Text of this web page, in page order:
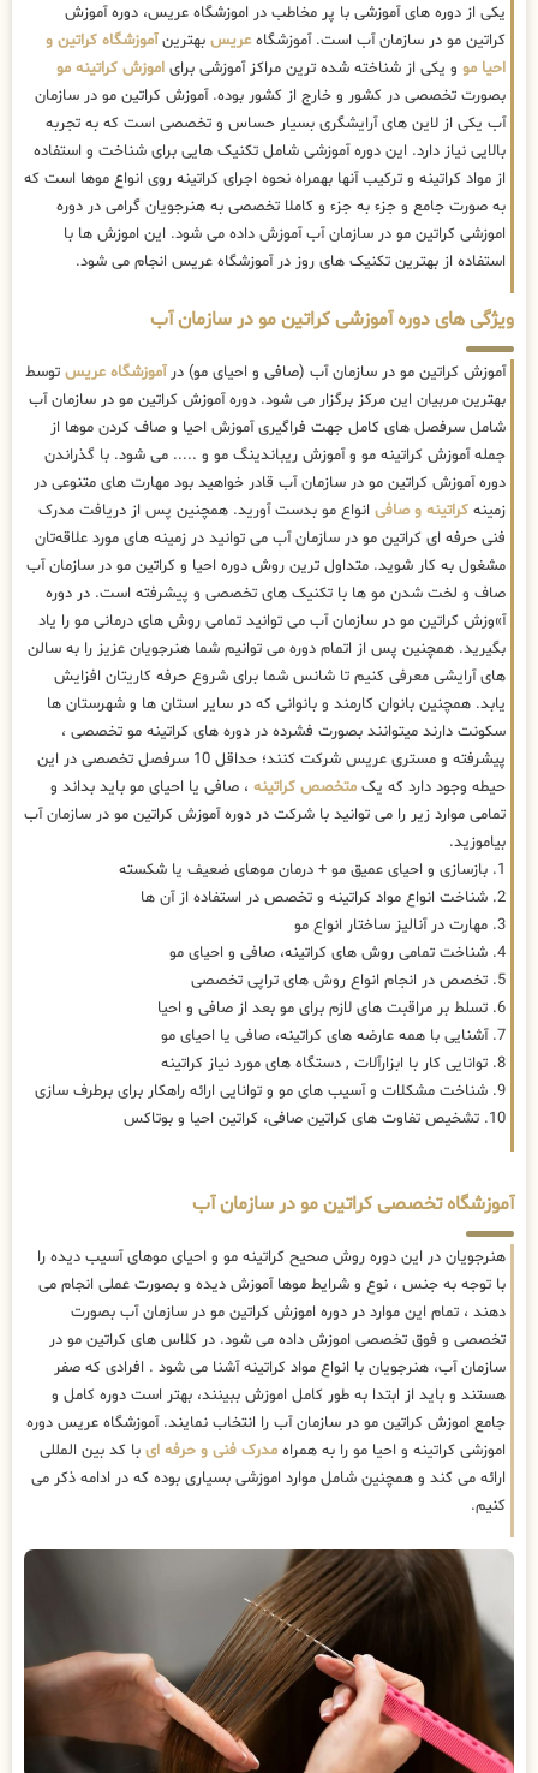
یکی از دوره های آموزشی با پر مخاطب در اموزشگاه عریس، دوره آموزش
کراتین مو در سازمان آب است. آموزشگاه عریس بهترینآموزشگاه کراتین و
احیا مو و یکی از شناخته شده ترین مراکز آموزشی برای اموزش کراتینه مو
بصورت تخصصی در کشور و خارج از کشور بوده. آموزش کراتین مو در سازمان
آب یکی از لاین های آرایشگری بسیار حساس و تخصصی است که به تجربه
بالایی نیاز دارد. این دوره آموزشی شامل تکنیک هایی برای شناخت و استفاده
از مواد کراتینه و ترکیب آنها بهمراه نحوه اجرای کراتینه روی انواع موها است که
به صورت جامع و جزء به جزء و کاملا تخصصی به هنرجویان گرامی در دوره
اموزشی کراتین مو در سازمان آب آموزش داده می شود. این اموزش ها با
استفاده از بهترین تکنیک های روز در آموزشگاه عریس انجام می شود.
ویژگی های دوره آموزشی کراتین مو در سازمان آب
آموزش کراتین مو در سازمان آب (صافی و احیای مو) درآموزشگاه عریس توسط
بهترین مربیان این مرکز برگزار می شود. دوره آموزش کراتین مو در سازمان آب
شامل سرفصل های کامل جهت فراگیری آموزش احیا و صاف کردن موها از
جمله آموزش کراتینه مو و آموزش ریباندینگ مو و ..... می شود. با گذراندن
دوره آموزش کراتین مو در سازمان آب قادر خواهید بود مهارت های متنوعی در
زمینه کراتینه و صافی انواع مو بدست آورید. همچنین پس از دریافت مدرک
فنی حرفه ای کراتین مو در سازمان آب می توانید در زمینه های مورد علاقه‌تان
مشغول به کار شوید. متداول ترین روش دوره احیا و کراتین مو در سازمان آب
صاف و لخت شدن مو ها با تکنیک های تخصصی و پیشرفته است. در دوره
آ»وزش کراتین مو در سازمان آب می توانید تمامی روش های درمانی مو را یاد
بگیرید. همچنین پس از اتمام دوره می توانیم شما هنرجویان عزیز را به سالن
های آرایشی معرفی کنیم تا شانس شما برای شروع حرفه کاریتان افزایش
یابد. همچنین بانوان کارمند و بانوانی که در سایر استان ها و شهرستان ها
سکونت دارند میتوانند بصورت فشرده در دوره های کراتینه مو تخصصی ،
پیشرفته و مستری عریس شرکت کنند؛ حداقل 10 سرفصل تخصصی در این
حیطه وجود دارد که یک متخصص کراتینه ، صافی یا احیای مو باید بداند و
تمامی موارد زیر را می توانید با شرکت در دوره آموزش کراتین مو در سازمان آب
بیاموزید.
1. بازسازی و احیای عمیق مو + درمان موهای ضعیف یا شکسته
2. شناخت انواع مواد کراتینه و تخصص در استفاده از آن ها
3. مهارت در آنالیز ساختار انواع مو
4. شناخت تمامی روش های کراتینه، صافی و احیای مو
5. تخصص در انجام انواع روش های تراپی تخصصی
6. تسلط بر مراقبت های لازم برای مو بعد از صافی و احیا
7. آشنایی با همه عارضه های کراتینه، صافی یا احیای مو
8. توانایی کار با ابزارآلات , دستگاه های مورد نیاز کراتینه
9. شناخت مشکلات و آسیب های مو و توانایی ارائه راهکار برای برطرف سازی
10. تشخیص تفاوت های کراتین صافی، کراتین احیا و بوتاکس
آموزشگاه تخصصی کراتین مو در سازمان آب
هنرجویان در این دوره روش صحیح کراتینه مو و احیای موهای آسیب دیده را
با توجه به جنس ، نوع و شرایط موها آموزش دیده و بصورت عملی انجام می
دهند ، تمام این موارد در دوره اموزش کراتین مو در سازمان آب بصورت
تخصصی و فوق تخصصی اموزش داده می شود. در کلاس های کراتین مو در
سازمان آب، هنرجویان با انواع مواد کراتینه آشنا می شود . افرادی که صفر
هستند و باید از ابتدا به طور کامل اموزش ببینند، بهتر است دوره کامل و
جامع اموزش کراتین مو در سازمان آب را انتخاب نمایند. آموزشگاه عریس دوره
اموزشی کراتینه و احیا مو را به همراه مدرک فنی و حرفه ای با کد بین المللی
ارائه می کند و همچنین شامل موارد اموزشی بسیاری بوده که در ادامه ذکر می
کنیم.